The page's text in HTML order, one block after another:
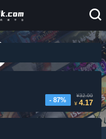
- 87%
¥32.00
¥4.17